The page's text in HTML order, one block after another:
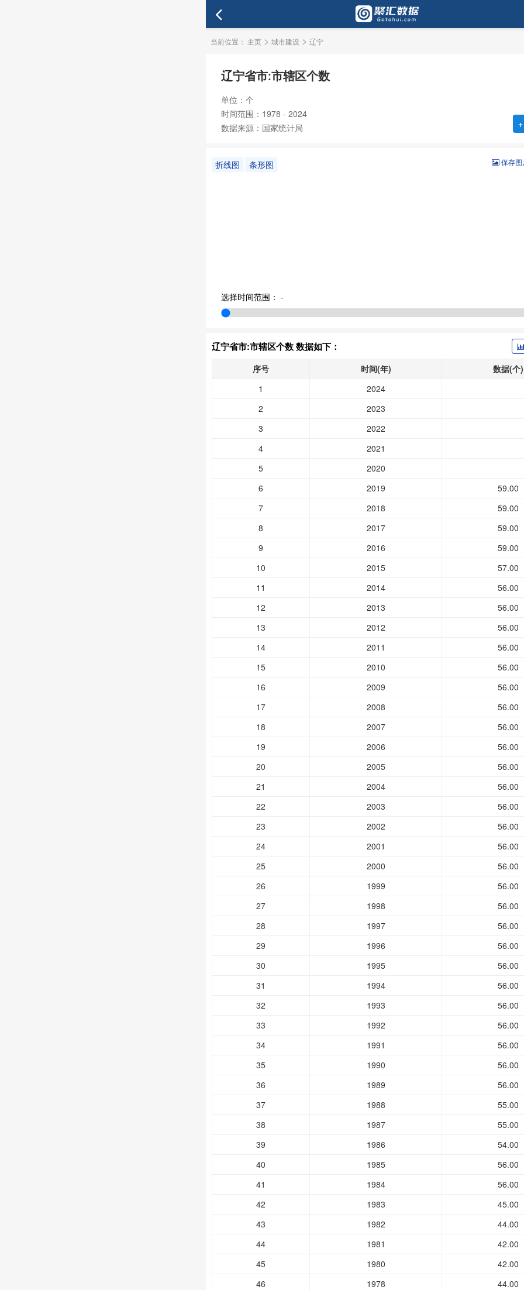
当前位置： 主页 > 城市建设 > 辽宁
辽宁省市:市辖区个数
单位：个
时间范围：1978 - 2024
数据来源：国家统计局
+
折线图 条形图 保存图
选择时间范围： -
辽宁省市:市辖区个数 数据如下：
序号 时间(年)
数据(个)
1
2024
2
2023
3
2022
4
2021
5
2020
6
2019
59.00
7
2018
59.00
8
2017
59.00
9
2016
59.00
10
2015
57.00
11
2014
56.00
12
2013
56.00
13
2012
56.00
14
2011
56.00
15
2010
56.00
16
2009
56.00
17
2008
56.00
18
2007
56.00
19
2006
56.00
20
2005
56.00
21
2004
56.00
22
2003
56.00
23
2002
56.00
24
2001
56.00
25
2000
56.00
26
1999
56.00
27
1998
56.00
28
1997
56.00
29
1996
56.00
30
1995
56.00
31
1994
56.00
32
1993
56.00
33
1992
56.00
34
1991
56.00
35
1990
56.00
36
1989
56.00
37
1988
55.00
38
1987
55.00
39
1986
54.00
40
1985
56.00
41
1984
56.00
42
1983
45.00
43
1982
44.00
44
1981
42.00
45
1980
42.00
46
1978 44.00